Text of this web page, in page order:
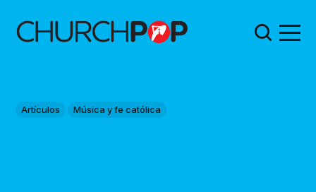
Artículos Música y fe católica